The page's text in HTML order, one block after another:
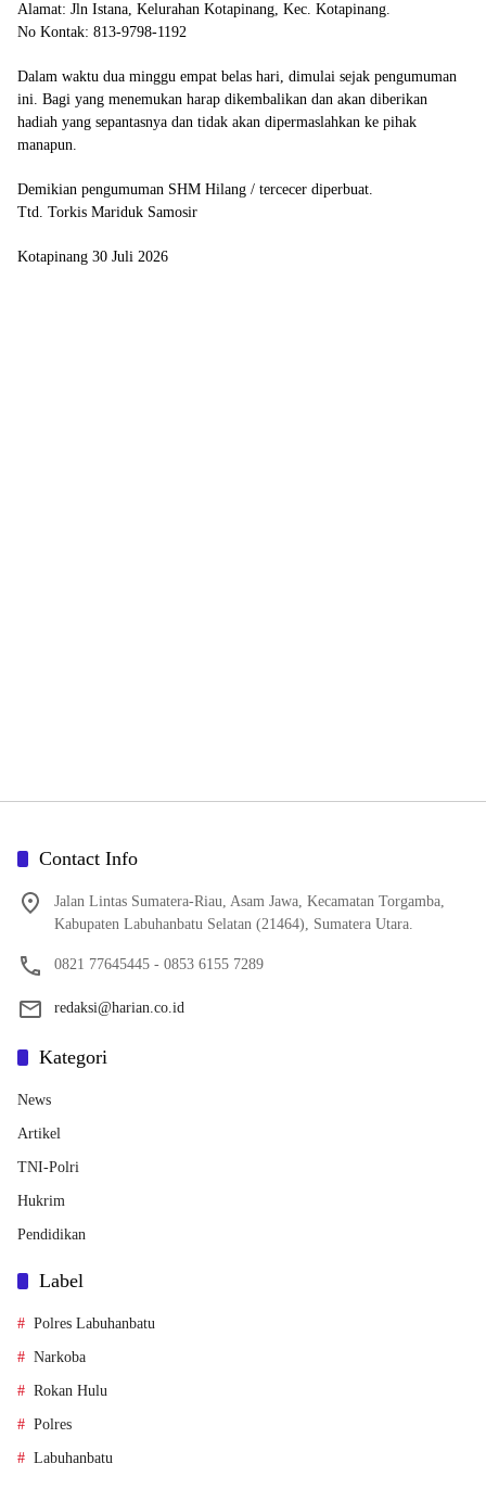
Alamat: Jln Istana, Kelurahan Kotapinang, Kec. Kotapinang.
No Kontak: 813-9798-1192
Dalam waktu dua minggu empat belas hari, dimulai sejak pengumuman
ini. Bagi yang menemukan harap dikembalikan dan akan diberikan
hadiah yang sepantasnya dan tidak akan dipermaslahkan ke pihak
manapun.
Demikian pengumuman SHM Hilang / tercecer diperbuat.
Ttd. Torkis Mariduk Samosir
Kotapinang 30 Juli 2026
Contact Info
Jalan Lintas Sumatera-Riau, Asam Jawa, Kecamatan Torgamba,
Kabupaten Labuhanbatu Selatan (21464), Sumatera Utara.
0821 77645445 - 0853 6155 7289
redaksi@harian.co.id
Kategori
News
Artikel
TNI-Polri
Hukrim
Pendidikan
Label
Polres Labuhanbatu
Narkoba
Rokan Hulu
Polres
Labuhanbatu